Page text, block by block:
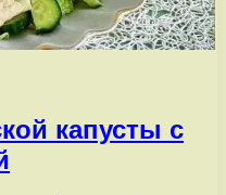
капусты с